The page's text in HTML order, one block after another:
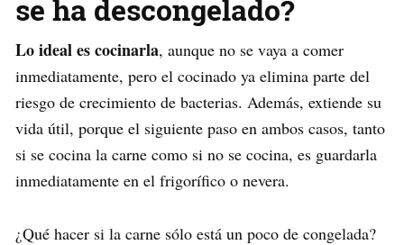
se ha descongelado?
Lo ideal es cocinarla, aunque no se vaya a comer
inmediatamente, pero el cocinado ya elimina parte del
riesgo de crecimiento de bacterias. Además, extiende su
vida útil, porque el siguiente paso en ambos casos, tanto
si se cocina la carne como si no se cocina, es guardarla
inmediatamente en el frigorífico o nevera.
¿Qué hacer si la carne sólo está un poco de congelada?